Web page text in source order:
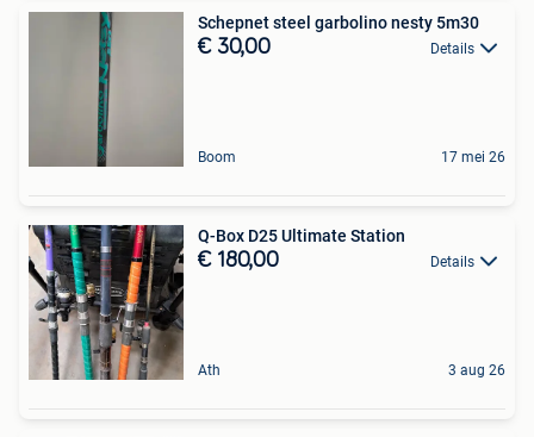
Schepnet steel garbolino nesty 5m30
€ 30,00 Details
Boom 17 mei 26
Q-Box D25 Ultimate Station
€ 180,00 Details
Ath 3 aug 26